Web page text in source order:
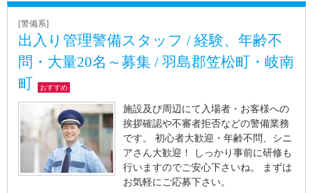
[警備系]
出入り管理警備スタッフ / 経験、年齢不
問・大量20名～募集 / 羽島郡笠松町・岐南
町
おすすめ
施設及び周辺にて入場者・お客様への
挨拶確認や不審者拒否などの警備業務
です。 初心者大歓迎・年齢不問、シニ
アさん大歓迎！ しっかり事前に研修も
行いますのでご安心下さいね。 まずは
お気軽にご応募下さい。